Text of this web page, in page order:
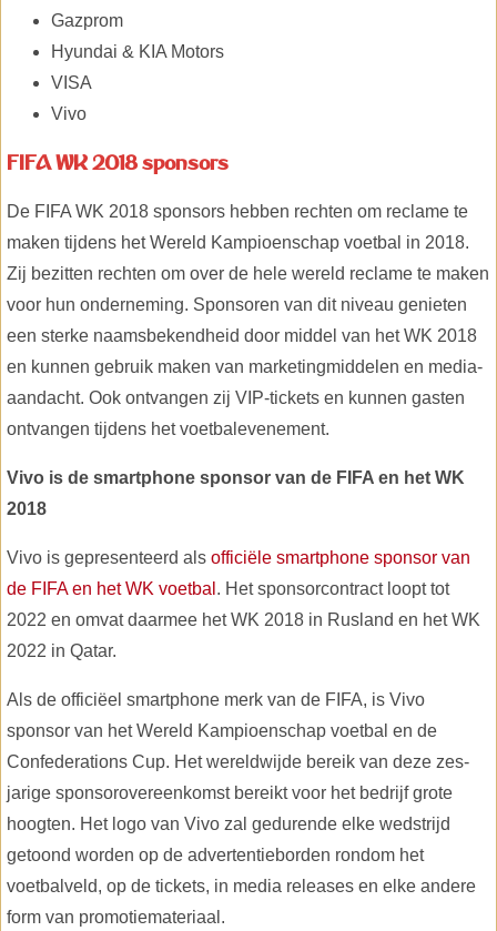
Gazprom
Hyundai & KIA Motors
VISA
Vivo
FIFA WK 2018 sponsors
De FIFA WK 2018 sponsors hebben rechten om reclame te
maken tijdens het Wereld Kampioenschap voetbal in 2018.
Zij bezitten rechten om over de hele wereld reclame te maken
voor hun onderneming. Sponsoren van dit niveau genieten
een sterke naamsbekendheid door middel van het WK 2018
en kunnen gebruik maken van marketingmiddelen en media-
aandacht. Ook ontvangen zij VIP-tickets en kunnen gasten
ontvangen tijdens het voetbalevenement.
Vivo is de smartphone sponsor van de FIFA en het WK
2018
Vivo is gepresenteerd als officiële smartphone sponsor van
de FIFA en het WK voetbal . Het sponsorcontract loopt tot
2022 en omvat daarmee het WK 2018 in Rusland en het WK
2022 in Qatar.
Als de officiëel smartphone merk van de FIFA, is Vivo
sponsor van het Wereld Kampioenschap voetbal en de
Confederations Cup. Het wereldwijde bereik van deze zes-
jarige sponsorovereenkomst bereikt voor het bedrijf grote
hoogten. Het logo van Vivo zal gedurende elke wedstrijd
getoond worden op de advertentieborden rondom het
voetbalveld, op de tickets, in media releases en elke andere
form van promotiemateriaal.